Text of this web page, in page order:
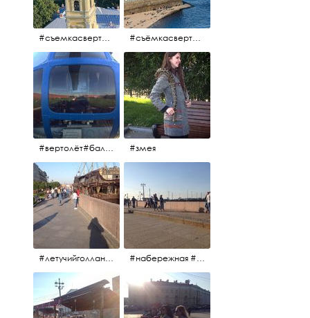
#съемкасвертолета #вертолёт #съёмкасвертолёта #петропавловскаякрепость #заячийостров #санктпетербург #съёмкасвертолёта #питер #петропавловскаякрепость #нева #осень2017
#вертолёт#балтийскиеавиалинии #петропавловскаякрепость #заячийостров #полётынадпитером #полётынадгородом #полёты #змея
#летучийголландец #набережнаяневы #набережная #людигуляют #биржевоймост